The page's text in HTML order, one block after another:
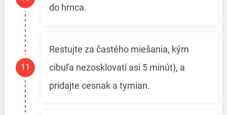
do hrnca.
Restujte za častého miešania, kým
cibuľa nezosklovatí asi 5 minút), a
pridajte cesnak a tymian.